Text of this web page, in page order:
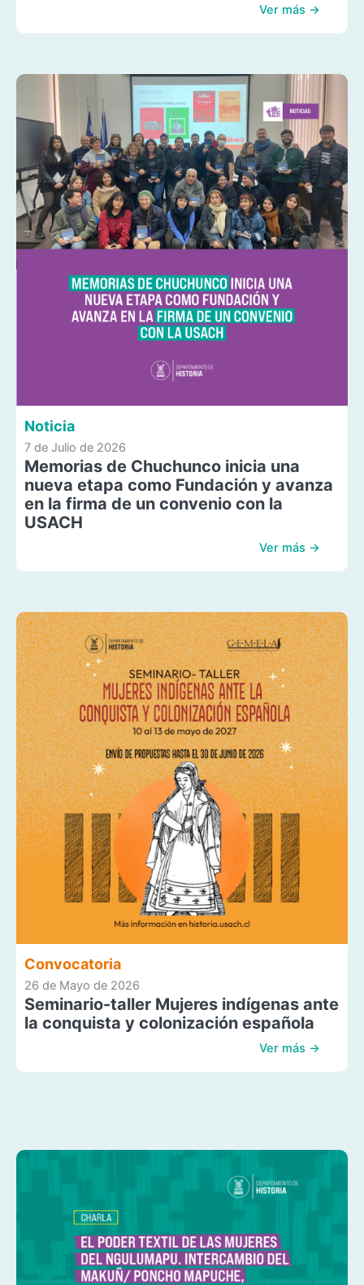
Ver más →
Noticia
7 de Julio de 2026
Memorias de Chuchunco inicia una
nueva etapa como Fundación y avanza
en la firma de un convenio con la
USACH
Ver más →
Convocatoria
26 de Mayo de 2026
Seminario-taller Mujeres indígenas ante
la conquista y colonización española
Ver más →